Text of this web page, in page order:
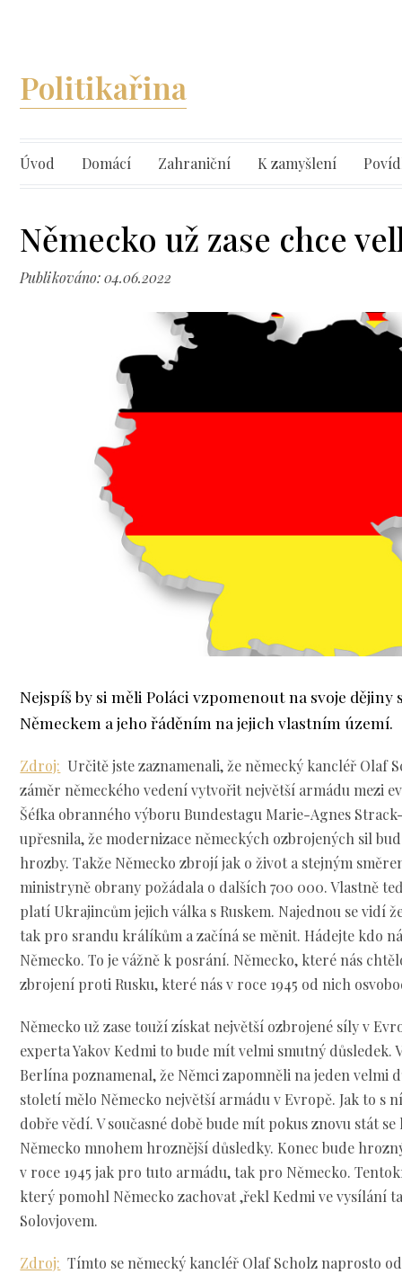
Politikařina
Úvod Domácí Zahraniční K zamyšlení
Německo už zase chce
Publikováno: 04.06.2022
Nejspíš by si měli Poláci vzpomenout na svoje dějiny
Německem a jeho řáděním na jejich vlastním území.
Zdroj: Určitě jste zaznamenali, že německý kancléř Olaf
záměr německého vedení vytvořit největší armádu mezi
Šéfka obranného výboru Bundestagu Marie-Agnes
upřesnila, že modernizace německých ozbrojených sil
hrozby. Takže Německo zbrojí jak o život a stejným
ministryně obrany požádala o dalších 700 000. Vlastně
platí Ukrajincům jejich válka s Ruskem. Najednou se vidí
tak pro srandu králíkům a začíná se měnit. Hádejte kdo
Německo. To je vážně k posrání. Německo, které nás
zbrojení proti Rusku, které nás v roce 1945 od nich
Německo už zase touží získat největší ozbrojené síly v
experta Yakov Kedmi to bude mít velmi smutný
Berlína poznamenal, že Němci zapomněli na jeden velmi
století mělo Německo největší armádu v Evropě. Jak to s
dobře vědí. V současné době bude mít pokus znovu stát
Německo mnohem hroznější důsledky. Konec bude
v roce 1945 jak pro tuto armádu, tak pro Německo.
který pomohl Německo zachovat ,řekl Kedmi ve vysílání
Solovjovem.
Zdroj: Tímto se německý kancléř Olaf Scholz naprosto